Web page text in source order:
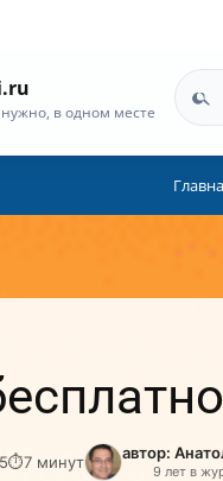
в одном месте
⏱7 минут автор:
9 лет в